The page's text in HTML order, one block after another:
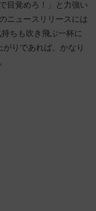
目覚めろ！」と力強い
ニュースリリースには
ちも吹き飛ぶ一杯に
りであれば、かなり